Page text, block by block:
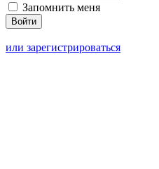
Запомнить меня
или зарегистрироваться